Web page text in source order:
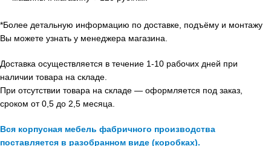
*Более детальную информацию по доставке, подъёму и монтажу
Вы можете узнать у менеджера магазина.
Доставка осуществляется в течение 1-10 рабочих дней при
наличии товара на складе.
При отсутствии товара на складе — оформляется под заказ,
сроком от 0,5 до 2,5 месяца.
Вся корпусная мебель фабричного производства
поставляется в разобранном виде (коробках).